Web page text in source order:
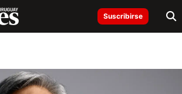
Suscribirse